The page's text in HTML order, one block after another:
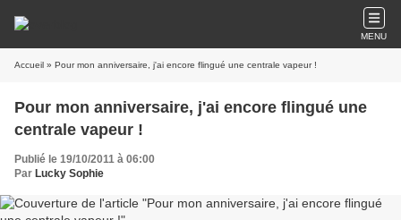
MENU
Accueil » Pour mon anniversaire, j'ai encore flingué une centrale vapeur !
Pour mon anniversaire, j'ai encore flingué une
centrale vapeur !
Publié le 19/10/2011 à 06:00
Par Lucky Sophie